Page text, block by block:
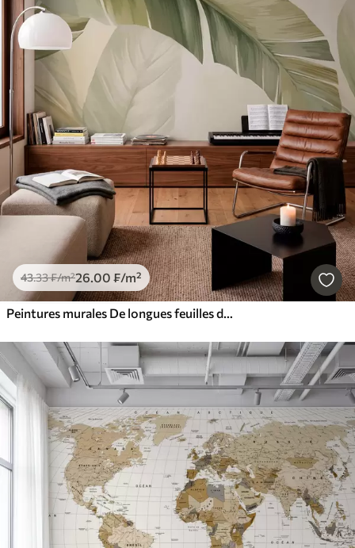
43.33₣/m²26.00 ₣/m²
Peintures murales De longues feuilles de bananier